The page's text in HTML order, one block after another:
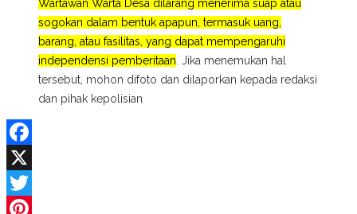
Wartawan Warta Desa dilarang menerima suap atau
sogokan dalam bentuk apapun, termasuk uang,
barang, atau fasilitas, yang dapat mempengaruhi
independensi pemberitaan . Jika menemukan hal
tersebut, mohon difoto dan dilaporkan kepada redaksi
dan pihak kepolisian
Facebook
X
Twitter